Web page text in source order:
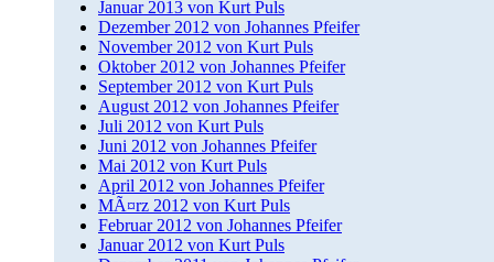
Januar 2013 von Kurt Puls
Dezember 2012 von Johannes Pfeifer
November 2012 von Kurt Puls
Oktober 2012 von Johannes Pfeifer
September 2012 von Kurt Puls
August 2012 von Johannes Pfeifer
Juli 2012 von Kurt Puls
Juni 2012 von Johannes Pfeifer
Mai 2012 von Kurt Puls
April 2012 von Johannes Pfeifer
MÃ¤rz 2012 von Kurt Puls
Februar 2012 von Johannes Pfeifer
Januar 2012 von Kurt Puls